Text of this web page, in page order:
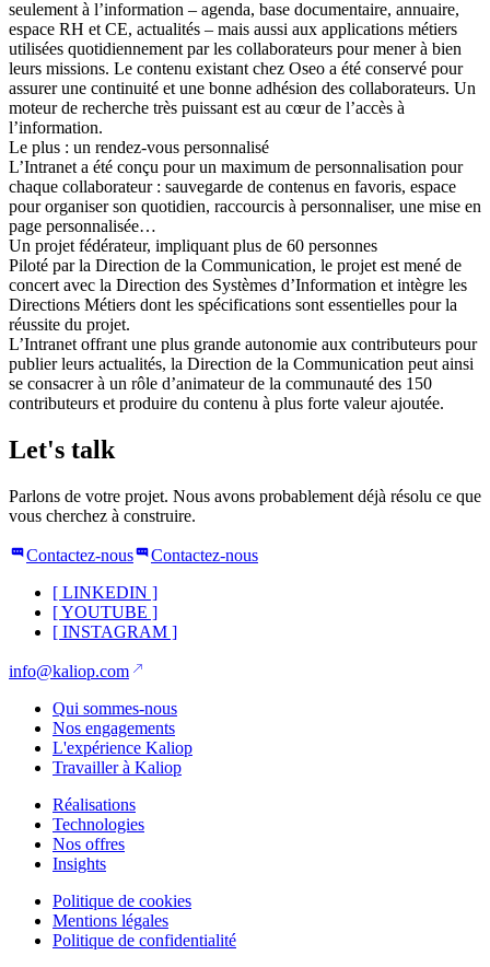
seulement à l’information – agenda, base documentaire, annuaire,
espace RH et CE, actualités – mais aussi aux applications métiers
utilisées quotidiennement par les collaborateurs pour mener à bien
leurs missions. Le contenu existant chez Oseo a été conservé pour
assurer une continuité et une bonne adhésion des collaborateurs. Un
moteur de recherche très puissant est au cœur de l’accès à
l’information.
Le plus : un rendez-vous personnalisé
L’Intranet a été conçu pour un maximum de personnalisation pour
chaque collaborateur : sauvegarde de contenus en favoris, espace
pour organiser son quotidien, raccourcis à personnaliser, une mise en
page personnalisée…
Un projet fédérateur, impliquant plus de 60 personnes
Piloté par la Direction de la Communication, le projet est mené de
concert avec la Direction des Systèmes d’Information et intègre les
Directions Métiers dont les spécifications sont essentielles pour la
réussite du projet.
L’Intranet offrant une plus grande autonomie aux contributeurs pour
publier leurs actualités, la Direction de la Communication peut ainsi
se consacrer à un rôle d’animateur de la communauté des 150
contributeurs et produire du contenu à plus forte valeur ajoutée.
Let's talk
Parlons de votre projet. Nous avons probablement déjà résolu ce que
vous cherchez à construire.
Contactez-nous
Contactez-nous
[ LINKEDIN ]
[YOUTUBE ]
[ INSTAGRAM ]
info@kaliop.com
Qui sommes-nous
Nos engagements
L'expérience Kaliop
Travailler à Kaliop
Réalisations
Technologies
Nos offres
Insights
Politique de cookies
Mentions légales
Politique de confidentialité